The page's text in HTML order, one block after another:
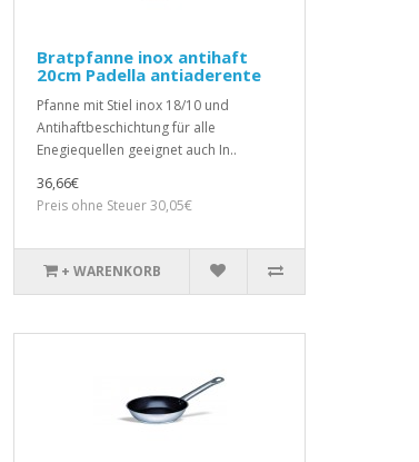
Bratpfanne inox antihaft
20cm Padella antiaderente
Pfanne mit Stiel inox 18/10 und
Antihaftbeschichtung für alle
Enegiequellen geeignet auch In..
36,66€
Preis ohne Steuer 30,05€
+ WARENKORB